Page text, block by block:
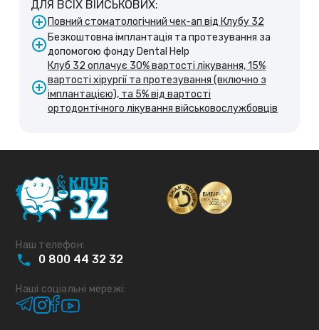
ДЛЯ ВСІХ ВІЙСЬКОВИХ:
Повний стоматологічний чек-ап від Клубу 32
Безкоштовна імплантація та протезування за
допомогою фонду Dental Help
Клуб 32 оплачує 30% вартості лікування, 15%
вартості хірургії та протезування (включно з
імплантацією), та 5% від вартості
ортодонтічного лікування військовослужбовців
Наш телефон:
0 800 44 32 32
Наші соціальні мережі: